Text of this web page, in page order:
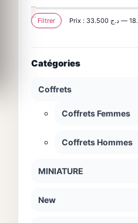
Prix
min
Prix
max
Filtrer Prix : — د.ج 33.500
Catégories
Coffrets
Coffrets Femmes
Coffrets Hommes
MINIATURE
New